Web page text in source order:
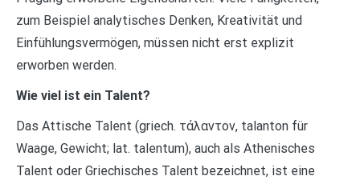
zum Beispiel analytisches Denken, Kreativität und
Einfühlungsvermögen, müssen nicht erst explizit
erworben werden.
Wie viel ist ein Talent?
Das Attische Talent (griech. τάλαντον, talanton für
Waage, Gewicht; lat. talentum), auch als Athenisches
Talent oder Griechisches Talent bezeichnet, ist eine